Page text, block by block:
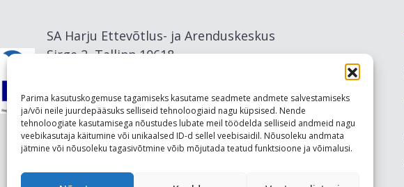
Parima kasutuskogemuse tagamiseks kasutame seadmete andmete salvestamiseks
ja/või neile juurdepääsuks selliseid tehnoloogiaid nagu küpsised. Nende
tehnoloogiate kasutamisega nõustudes lubate meil töödelda selliseid andmeid nagu
veebikasutaja käitumine või unikaalsed ID-d sellel veebisaidil. Nõusoleku andmata
jätmine või nõusoleku tagasivõtmine võib mõjutada teatud funktsioone ja võimalusi.
SA Harju Ettevõtlus- ja Arenduskeskus
Sirge 2, Tallinn 10618